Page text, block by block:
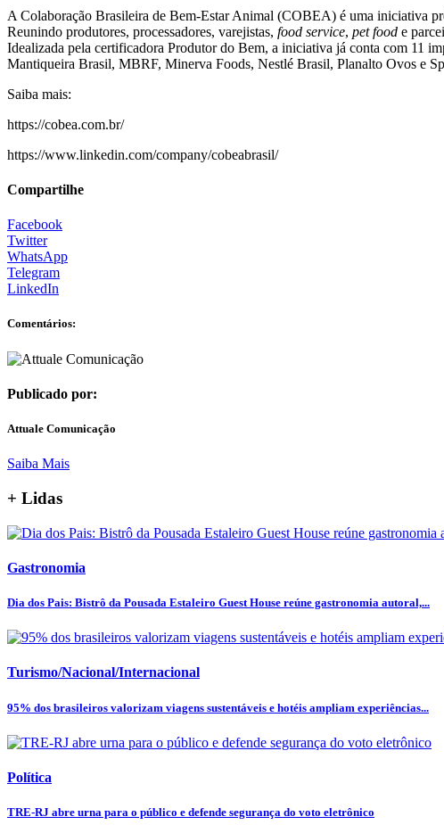
A Colaboração Brasileira de Bem-Estar Animal (COBEA) é uma iniciativa
Reunindo produtores, processadores, varejistas, food service, pet food e
Idealizada pela certificadora Produtor do Bem, a iniciativa já conta com 11
Mantiqueira Brasil, MBRF, Minerva Foods, Nestlé Brasil, Planalto Ovos e
Saiba mais:
https://cobea.com.br/
https://www.linkedin.com/company/cobeabrasil/
Compartilhe
Facebook
Twitter
WhatsApp
Telegram
LinkedIn
Comentários:
Publicado por:
Attuale Comunicação
Saiba Mais
+ Lidas
Gastronomia
Dia dos Pais: Bistrô da Pousada Estaleiro Guest House reúne gastronomia autoral,...
Turismo/Nacional/Internacional
95% dos brasileiros valorizam viagens sustentáveis e hotéis ampliam experiências...
Política
TRE-RJ abre urna para o público e defende segurança do voto eletrônico